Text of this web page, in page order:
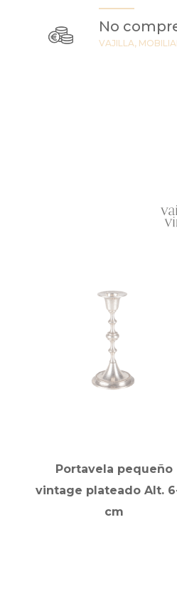
No
VAJILLA,
Portavela pequeño
vintage plateado Alt.
cm